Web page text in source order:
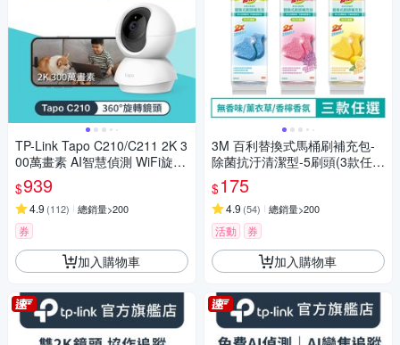
TP-Link Tapo C210/C211 2K 3
00萬畫素 AI智慧偵測 WiFi旋轉
無線網路攝影機 監視器 IP CA
M(360°旋轉/哭聲偵測/支援512
G)
$939
4.9 (112) 總銷量>200
券
加入購物車
3M 百利替換式馬桶刷補充包-
除菌抗汙清潔型-5刷頭(3款任
選)
$175
4.9 (54) 總銷量>200
活動 券
加入購物車